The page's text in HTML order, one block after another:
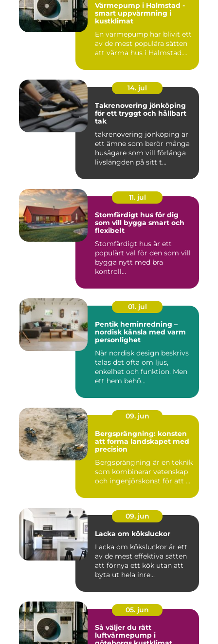
Värmepump i Halmstad -
smart uppvärmning i
kustklimat
En värmepump har blivit ett
av de mest populära sätten
att värma hus i Halmstad....
14. jul
Takrenovering jönköping
för ett tryggt och hållbart
tak
takrenovering jönköping är
ett ämne som berör många
husägare som vill förlänga
livslängden på sitt t...
11. jul
Stomfärdigt hus för dig
som vill bygga smart och
flexibelt
Stomfärdigt hus är ett
populärt val för den som vill
bygga nytt med bra
kontroll...
01. jul
Pentik heminredning –
nordisk känsla med varm
personlighet
När nordisk design beskrivs
talas det ofta om ljus,
enkelhet och funktion. Men
ett hem behö...
09. jun
Bergsprängning: konsten
att forma landskapet med
precision
Bergsprängning är en teknik
som kombinerar vetenskap
och ingenjörskonst för att ...
09. jun
Lacka om köksluckor
Lacka om köksluckor är ett
av de mest effektiva sätten
att förnya ett kök utan att
byta ut hela inre...
05. jun
Så väljer du rätt
luftvärmepump i